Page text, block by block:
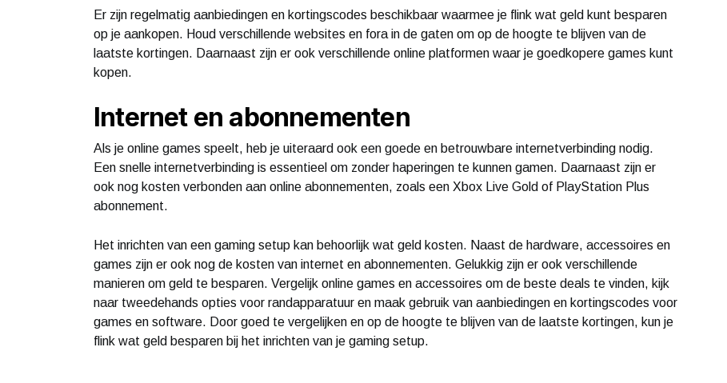
Er zijn regelmatig aanbiedingen en kortingscodes beschikbaar waarmee je flink wat geld kunt besparen
op je aankopen. Houd verschillende websites en fora in de gaten om op de hoogte te blijven van de
laatste kortingen. Daarnaast zijn er ook verschillende online platformen waar je goedkopere games kunt
kopen.
Internet en abonnementen
Als je online games speelt, heb je uiteraard ook een goede en betrouwbare internetverbinding nodig.
Een snelle internetverbinding is essentieel om zonder haperingen te kunnen gamen. Daarnaast zijn er
ook nog kosten verbonden aan online abonnementen, zoals een Xbox Live Gold of PlayStation Plus
abonnement.
Het inrichten van een gaming setup kan behoorlijk wat geld kosten. Naast de hardware, accessoires en
games zijn er ook nog de kosten van internet en abonnementen. Gelukkig zijn er ook verschillende
manieren om geld te besparen. Vergelijk online games en accessoires om de beste deals te vinden, kijk
naar tweedehands opties voor randapparatuur en maak gebruik van aanbiedingen en kortingscodes voor
games en software. Door goed te vergelijken en op de hoogte te blijven van de laatste kortingen, kun je
flink wat geld besparen bij het inrichten van je gaming setup.